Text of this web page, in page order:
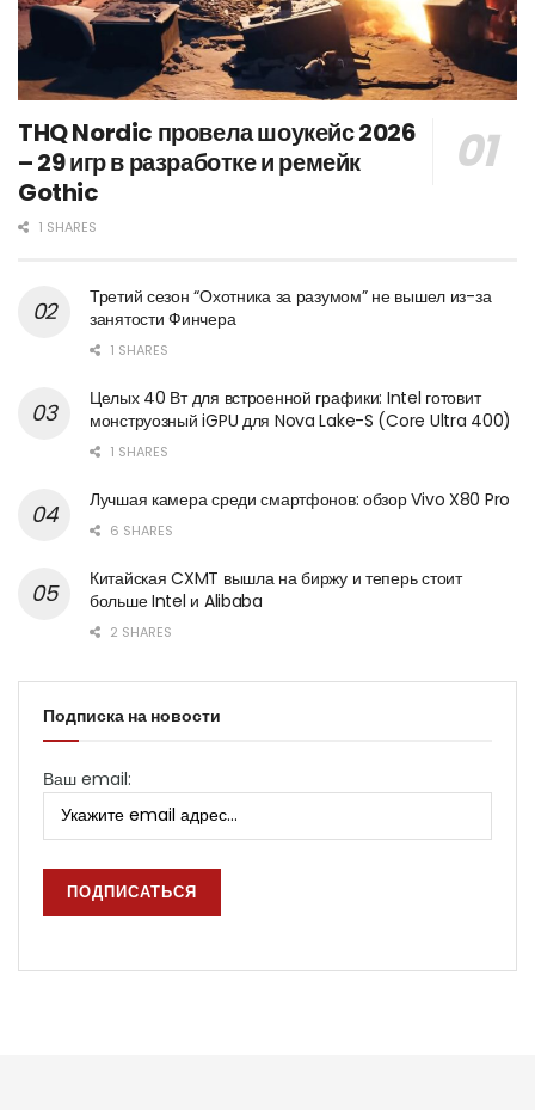
THQ Nordic провела шоукейс 2026
– 29 игр в разработке и ремейк
Gothic
1 SHARES
Третий сезон “Охотника за разумом” не вышел из-за
занятости Финчера
1 SHARES
Целых 40 Вт для встроенной графики: Intel готовит
монструозный iGPU для Nova Lake-S (Core Ultra 400)
1 SHARES
Лучшая камера среди смартфонов: обзор Vivo X80 Pro
6 SHARES
Китайская CXMT вышла на биржу и теперь стоит
больше Intel и Alibaba
2 SHARES
Подписка на новости
Ваш email: